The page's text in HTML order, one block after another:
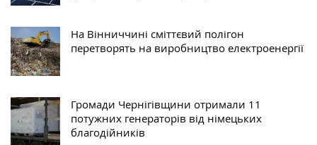
На Вінниччині сміттєвий полігон
перетворять на виробництво електроенергії
Громади Чернігівщини отримали 11
потужних генераторів від німецьких
благодійників